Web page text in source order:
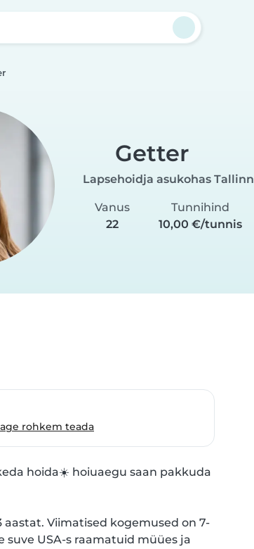
Getter
Lapsehoidja asukohas Tallinn
Vanus
22
Tunnihind
10,00 €/tunnis
rohkem teada
hoida☀️ hoiuaegu saan pakkuda
aastat. Viimatised kogemused on 7-
suve USA-s raamatuid müües ja